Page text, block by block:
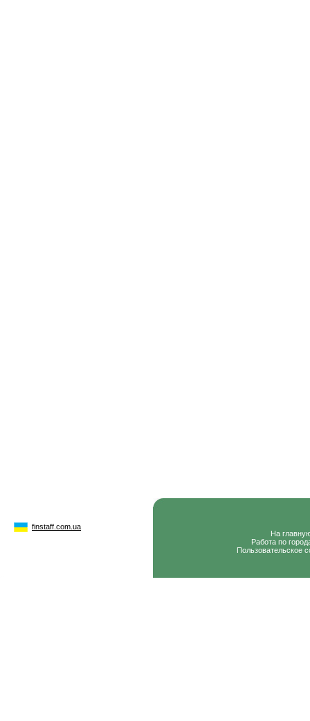
finstaff.com.ua
На
Работа по
Пользовательское